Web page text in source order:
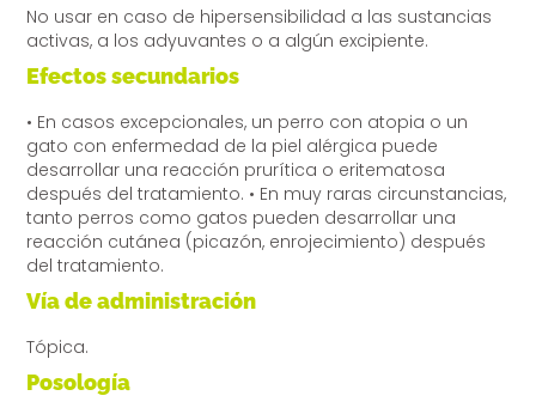
No usar en caso de hipersensibilidad a las sustancias
activas, a los adyuvantes o a algún excipiente.
Efectos secundarios
• En casos excepcionales, un perro con atopia o un
gato con enfermedad de la piel alérgica puede
desarrollar una reacción prurítica o eritematosa
después del tratamiento. • En muy raras circunstancias,
tanto perros como gatos pueden desarrollar una
reacción cutánea (picazón, enrojecimiento) después
del tratamiento.
Vía de administración
Tópica.
Posología